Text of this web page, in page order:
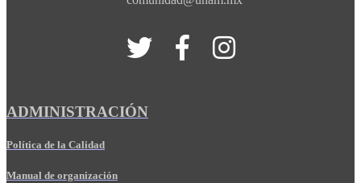
ADMINISTRACIÓN
Política de la Calidad
Manual de organización